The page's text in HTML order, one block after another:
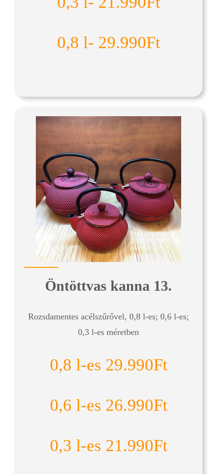
0,8 l- 29.990Ft
Öntöttvas kanna 13.
Rozsdamentes acélszűrővel, 0,8 l-es; 0,6 l-es;
0,3 l-es méretben
0,8 l-es 29.990Ft
0,6 l-es 26.990Ft
0,3 l-es 21.990Ft